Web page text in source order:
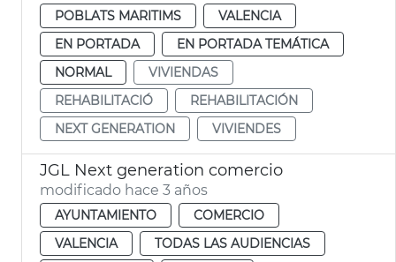
POBLATS MARITIMS
VALENCIA
EN PORTADA
EN PORTADA TEMÁTICA
NORMAL
VIVIENDAS
REHABILITACIÓ
REHABILITACIÓN
NEXT GENERATION
VIVIENDES
JGL Next generation comercio
modificado hace 3 años
AYUNTAMIENTO
COMERCIO
VALENCIA
TODAS LAS AUDIENCIAS